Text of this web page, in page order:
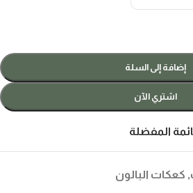
إضافة إلى السلة
اشتري الآن
المفضلة
, كعكات البالون